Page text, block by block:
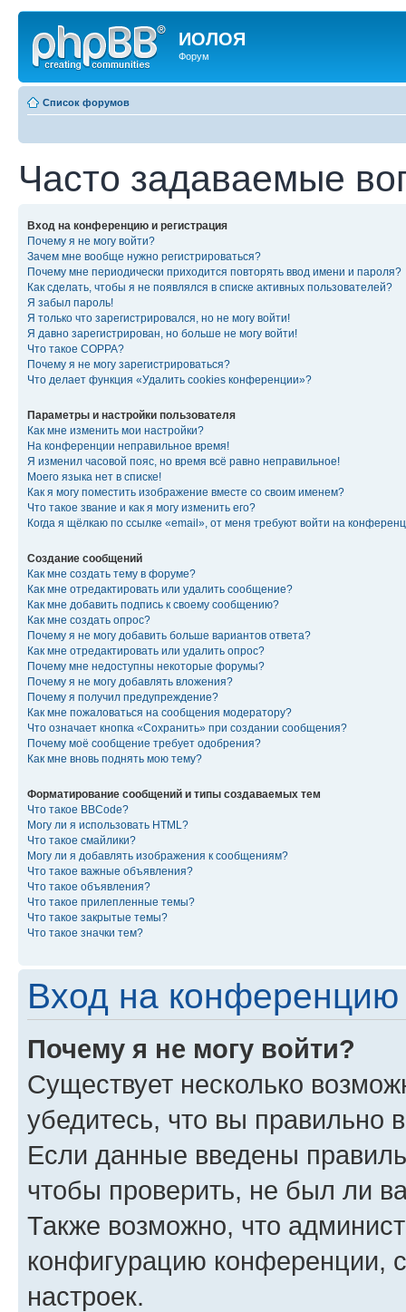
ИОЛОЯ
Форум
Список форумов
Часто задаваемые
Вход на конференцию и регистрация
Почему я не могу войти?
Зачем мне вообще нужно регистрироваться?
Почему мне периодически приходится повторять ввод имени и пароля?
Как сделать, чтобы я не появлялся в списке активных пользователей?
Я забыл пароль!
Я только что зарегистрировался, но не могу войти!
Я давно зарегистрирован, но больше не могу войти!
Что такое COPPA?
Почему я не могу зарегистрироваться?
Что делает функция «Удалить cookies конференции»?
Параметры и настройки пользователя
Как мне изменить мои настройки?
На конференции неправильное время!
Я изменил часовой пояс, но время всё равно неправильное!
Моего языка нет в списке!
Как я могу поместить изображение вместе со своим именем?
Что такое звание и как я могу изменить его?
Когда я щёлкаю по ссылке «email», от меня требуют войти на
Создание сообщений
Как мне создать тему в форуме?
Как мне отредактировать или удалить сообщение?
Как мне добавить подпись к своему сообщению?
Как мне создать опрос?
Почему я не могу добавить больше вариантов ответа?
Как мне отредактировать или удалить опрос?
Почему мне недоступны некоторые форумы?
Почему я не могу добавлять вложения?
Почему я получил предупреждение?
Как мне пожаловаться на сообщения модератору?
Что означает кнопка «Сохранить» при создании сообщения?
Почему моё сообщение требует одобрения?
Как мне вновь поднять мою тему?
Форматирование сообщений и типы создаваемых тем
Что такое BBCode?
Могу ли я использовать HTML?
Что такое смайлики?
Могу ли я добавлять изображения к сообщениям?
Что такое важные объявления?
Что такое объявления?
Что такое прилепленные темы?
Что такое закрытые темы?
Что такое значки тем?
Вход на конференцию
Почему я не могу войти?
Существует несколько
убедитесь, что вы правильно
Если данные введены
чтобы проверить, не был ли
Также возможно, что
конфигурацию конференции,
настроек.